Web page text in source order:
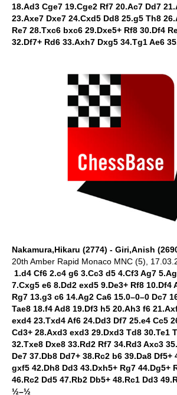
18.Ad3 Cge7 19.Cge2 Rf7 20.Ac7 Dd7
23.Axe7 Dxe7 24.Cxd5 Dd8 25.g5 Th8
Re7 28.Txc6 bxc6 29.Dxe5+ Rf8 30.Df4
32.Df7+ Rd6 33.Axh7 Dxg5 34.Tg1 Ae6
Nakamura,Hikaru (2774) - Giri,Anish
20th Amber Rapid Monaco MNC (5),
1.d4 Cf6 2.c4 g6 3.Cc3 d5 4.Cf3 Ag7
7.Cxg5 e6 8.Dd2 exd5 9.De3+ Rf8 10.Df4
Rg7 13.g3 c6 14.Ag2 Ca6 15.0–0–0 Dc7
Tae8 18.f4 Ad8 19.Df3 h5 20.Ah3 f6
exd4 23.Txd4 Af6 24.Dd3 Df7 25.e4 Cc5
Cd3+ 28.Axd3 exd3 29.Dxd3 Td8 30.Te1
32.Txe8 Dxe8 33.Rd2 Rf7 34.Rd3 Axc3
De7 37.Db8 Dd7+ 38.Rc2 b6 39.Da8 Df5+
gxf5 42.Dh8 Dd3 43.Dxh5+ Rg7 44.Dg5+
46.Rc2 Dd5 47.Rb2 Db5+ 48.Rc1 Dd3
½–½